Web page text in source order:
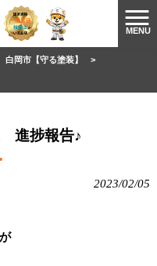
MENU
白岡市【守る塗装】 >
進捗報告♪
2023/02/05